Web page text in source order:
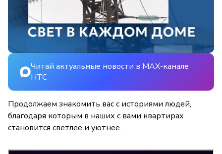
Читай актуальные новости в MAX-канале
НТС
Продолжаем знакомить вас с историями людей,
благодаря которым в наших с вами квартирах
становится светлее и уютнее.